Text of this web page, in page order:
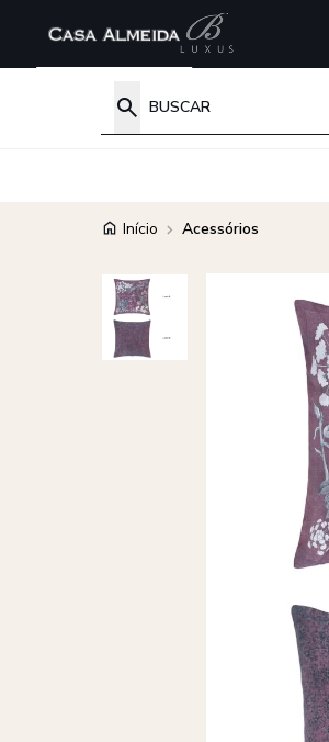
Início Acessórios